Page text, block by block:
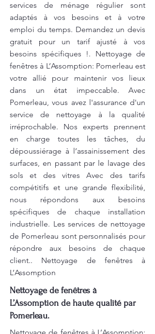
services de ménage régulier sont
adaptés à vos besoins et à votre
emploi du temps. Demandez un devis
gratuit pour un tarif ajusté à vos
besoins spécifiques !. Nettoyage de
fenêtres à L’Assomption: Pomerleau est
votre allié pour maintenir vos lieux
dans un état impeccable. Avec
Pomerleau, vous avez l'assurance d'un
service de nettoyage à la qualité
irréprochable. Nos experts prennent
en charge toutes les tâches, du
dépoussiérage à l’assainissement des
surfaces, en passant par le lavage des
sols et des vitres Avec des tarifs
compétitifs et une grande flexibilité,
nous répondons aux besoins
spécifiques de chaque installation
industrielle. Les services de nettoyage
de Pomerleau sont personnalisés pour
répondre aux besoins de chaque
client.. Nettoyage de fenêtres à
L’Assomption
Nettoyage de fenêtres à
L’Assomption de haute qualité par
Pomerleau.